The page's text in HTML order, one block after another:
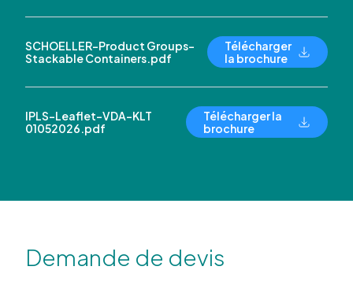
SCHOELLER-Product Groups-
Stackable Containers.pdf
Télécharger
la brochure
IPLS-Leaflet-VDA-KLT
01052026.pdf
Télécharger la
brochure
Demande de devis